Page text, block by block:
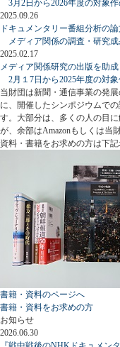
3月2日から2026年度の対象
2025.09.26
ドキュメンタリー番組分析の
メディア関係の調査・研究成
2025.02.17
メディア関係研究の出版を助
2月１7日から2025年度の対
当財団は新聞・通信事業の発
に、開催したシンポジウムで
す。大部分は、多くの人の目
が、余部はAmazonもしくは当
資料・書籍をお求めの方は下
書籍・資料のページへ
書籍・資料をお求めの方
お知らせ
2026.06.30